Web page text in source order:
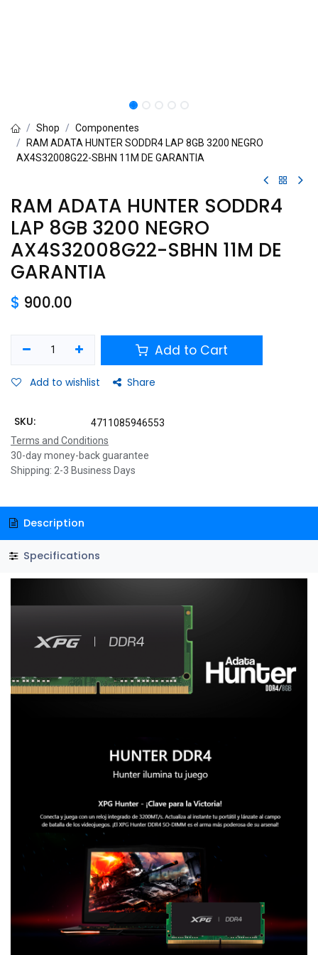
Shop
Componentes
RAM ADATA HUNTER SODDR4 LAP 8GB 3200 NEGRO
AX4S32008G22-SBHN 11M DE GARANTIA
RAM ADATA HUNTER SODDR4
LAP 8GB 3200 NEGRO
AX4S32008G22-SBHN 11M DE
GARANTIA
$ 900.00
Add to Cart
Add to wishlist Share
SKU:
4711085946553
Terms and Conditions
30-day money-back guarantee
Shipping: 2-3 Business Days
Description
Specifications